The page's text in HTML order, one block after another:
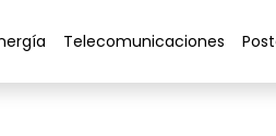
Telecomunicaciones